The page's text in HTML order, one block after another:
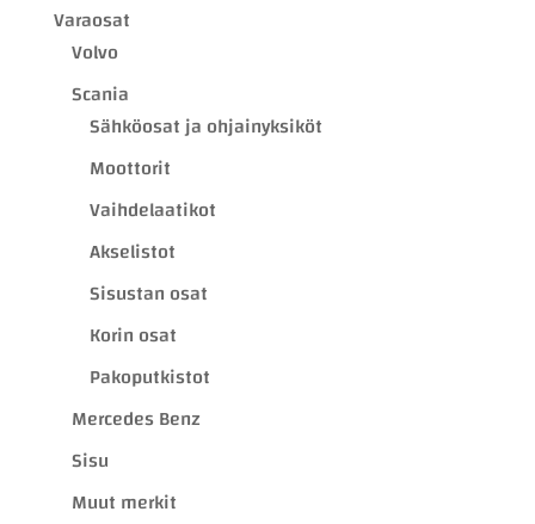
Varaosat
Volvo
Scania
Sähköosat ja ohjainyksiköt
Moottorit
Vaihdelaatikot
Akselistot
Sisustan osat
Korin osat
Pakoputkistot
Mercedes Benz
Sisu
Muut merkit